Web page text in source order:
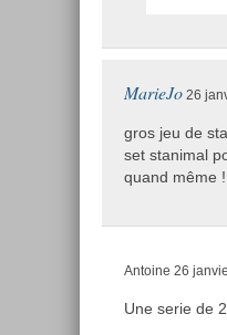
MarieJo 26
gros jeu de
set stanimal
quand même !
Antoine 26
Une serie de